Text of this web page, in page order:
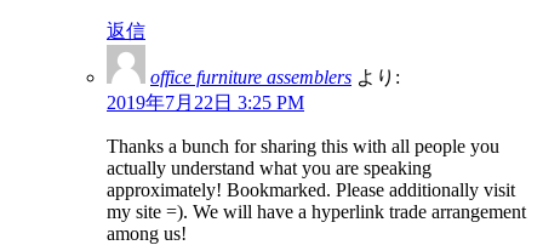
返信
office furniture assemblers より:
2019年7月22日 3:25 PM
Thanks a bunch for sharing this with all people you
actually understand what you are speaking
approximately! Bookmarked. Please additionally visit
my site =). We will have a hyperlink trade arrangement
among us!